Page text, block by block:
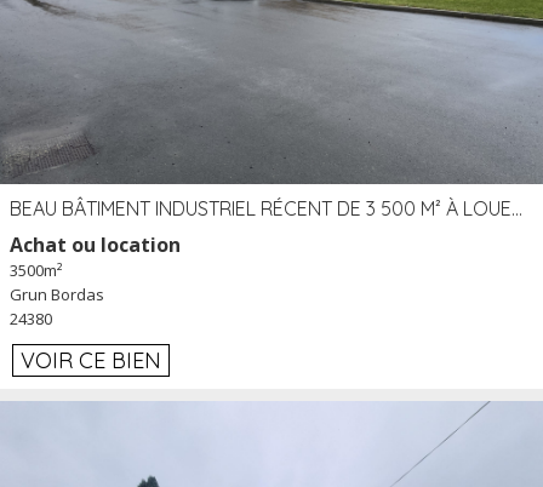
BEAU BÂTIMENT INDUSTRIEL RÉCENT DE 3 500 M² À LOUER OU VENDRE PROCHE PÉRIGUEUX (24)
Achat ou location
3500m²
Grun Bordas
24380
VOIR CE BIEN